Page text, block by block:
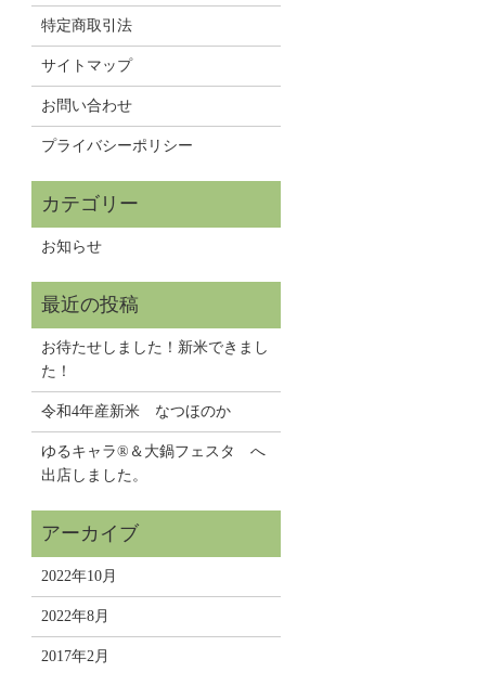
特定商取引法
サイトマップ
お問い合わせ
プライバシーポリシー
お知らせ
お待たせしました！新米できまし
た！
令和4年産新米 なつほのか
ゆるキャラ®＆大鍋フェスタ へ
出店しました。
2022年10月
2022年8月
2017年2月